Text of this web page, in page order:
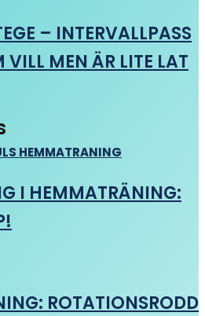
– INTERVALLPASS
VILL MEN ÄR LITE LAT
I HEMMATRÄNING:
ROTATIONSRODD